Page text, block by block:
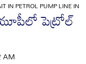
IN PETROL PUMP LINE IN
పెట్రోల్
AM